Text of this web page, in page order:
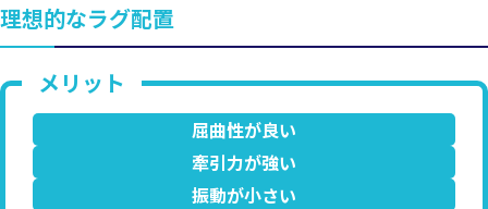
理想的なラグ配置
屈曲性が良い
牽引力が強い
振動が小さい